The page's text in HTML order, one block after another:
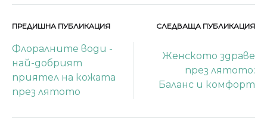
Навигация
на
публикации
ПРЕДИШНА ПУБЛИКАЦИЯ СЛЕДВАЩА ПУБЛИКАЦИЯ
Флоралните води -
най-добрият
приятел на кожата
през лятото
Женското здраве
през лятото:
Баланс и комфорт